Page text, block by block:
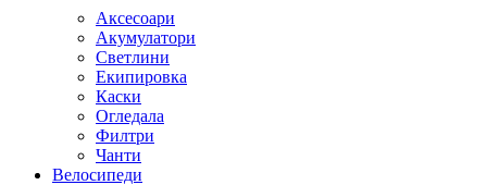
Аксесоари
Акумулатори
Светлини
Екипировка
Каски
Огледала
Филтри
Чанти
Велосипеди